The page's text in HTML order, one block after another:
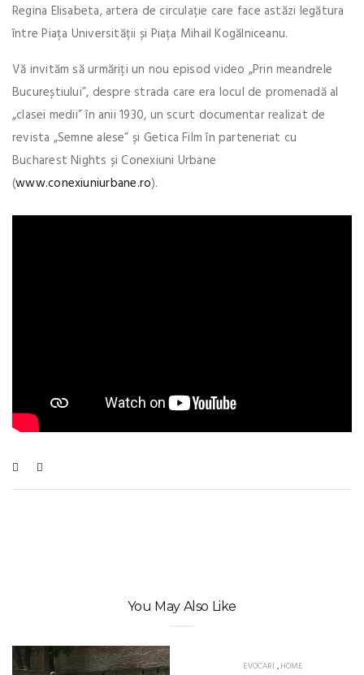
Regina Elisabeta, artera de circulație care face astăzi legătura
între Piața Universității și Piața Mihail Kogălniceanu.
Vă invităm să urmăriți un nou episod video „Prin meandrele
Bucureștiului”, despre strada care era locul de promenadă al
„clasei medii” în anii 1930, un scurt documentar realizat de
revista „Semne alese” și Getica Film în parteneriat cu
Bucharest Nights și Conexiuni Urbane
(www.conexiuniurbane.ro).
You May Also Like
EVOCARI ,HOME